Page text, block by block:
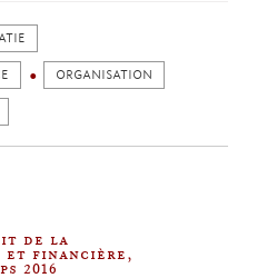
ORGANISATION
de la
et financière,
2016